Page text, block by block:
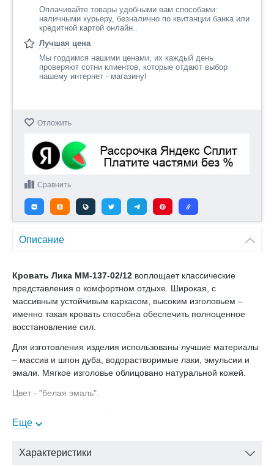
Оплачивайте товары удобными вам способами:
наличными курьеру, безналично по квитанции банка или
кредитной картой онлайн..
Лучшая цена
Мы гордимся нашими ценами, их каждый день
проверяют сотни клиентов, которые отдают выбор
нашему интернет - магазину!
Отложить
Сравнить
Описание
Кровать Лика ММ-137-02/12 воплощает классические
представления о комфортном отдыхе. Широкая, с
массивным устойчивым каркасом, высоким изголовьем –
именно такая кровать способна обеспечить полноценное
восстановление сил.
Для изготовления изделия использованы лучшие материалы
– массив и шпон дуба, водорастворимые лаки, эмульсии и
эмали. Мягкое изголовье облицовано натуральной кожей.
Цвет - "белая эмаль".
Еще
Характеристики